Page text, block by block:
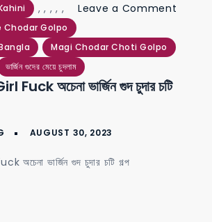
,
Chodar Golpo
, ,
Magi Chodar Choti Golpo
, ,
ভার্জিন গুদের মেয়ে চুদলাম
Leave a Comment
unknown
girl
fuck
চুদার
অচেনা ভার্জিন গুদ চুদার চটি
ভার্জিন গুদ চুদার চটি গল্প